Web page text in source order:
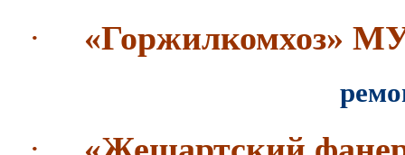
· «Горжилкомхоз»
ремонт